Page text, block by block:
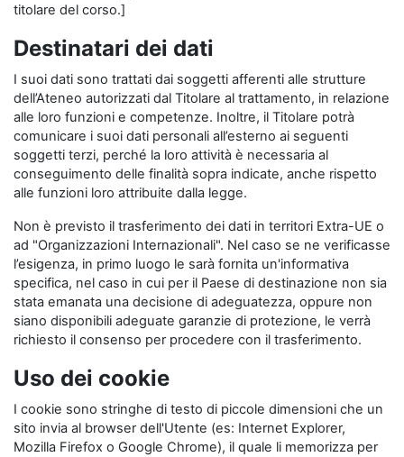
titolare del corso.]
Destinatari dei dati
I suoi dati sono trattati dai soggetti afferenti alle strutture
dell’Ateneo autorizzati dal Titolare al trattamento, in relazione
alle loro funzioni e competenze. Inoltre, il Titolare potrà
comunicare i suoi dati personali all’esterno ai seguenti
soggetti terzi, perché la loro attività è necessaria al
conseguimento delle finalità sopra indicate, anche rispetto
alle funzioni loro attribuite dalla legge.
Non è previsto il trasferimento dei dati in territori Extra-UE o
ad "Organizzazioni Internazionali". Nel caso se ne verificasse
l’esigenza, in primo luogo le sarà fornita un'informativa
specifica, nel caso in cui per il Paese di destinazione non sia
stata emanata una decisione di adeguatezza, oppure non
siano disponibili adeguate garanzie di protezione, le verrà
richiesto il consenso per procedere con il trasferimento.
Uso dei cookie
I cookie sono stringhe di testo di piccole dimensioni che un
sito invia al browser dell'Utente (es: Internet Explorer,
Mozilla Firefox o Google Chrome), il quale li memorizza per